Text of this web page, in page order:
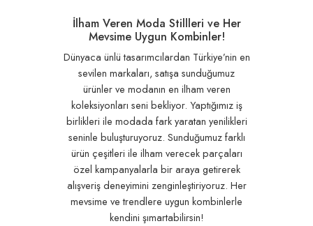
İlham Veren Moda Stillleri ve Her
Mevsime Uygun Kombinler!
Dünyaca ünlü tasarımcılardan Türkiye’nin en
sevilen markaları, satışa sunduğumuz
ürünler ve modanın en ilham veren
koleksiyonları seni bekliyor. Yaptığımız iş
birlikleri ile modada fark yaratan yenilikleri
seninle buluşturuyoruz. Sunduğumuz farklı
ürün çeşitleri ile ilham verecek parçaları
özel kampanyalarla bir araya getirerek
alışveriş deneyimini zenginleştiriyoruz. Her
mevsime ve trendlere uygun kombinlerle
kendini şımartabilirsin!